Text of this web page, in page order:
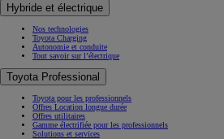
Hybride et électrique
Nos technologies
Toyota Charging
Autonomie et conduite
Tout savoir sur l’électrique
Toyota Professional
Toyota pour les professionnels
Offres Location longue durée
Offres utilitaires
Gamme électrifiée pour les professionnels
Solutions et services